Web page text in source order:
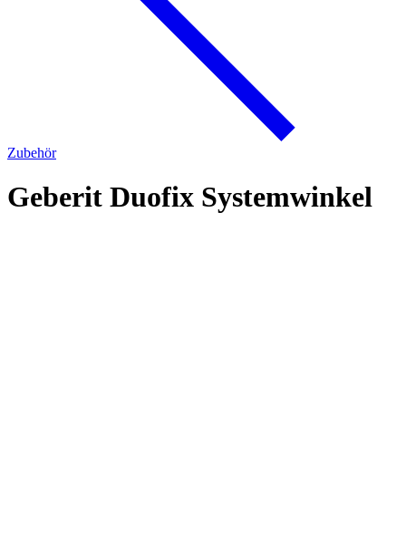
Zubehör
Geberit Duofix Systemwinkel